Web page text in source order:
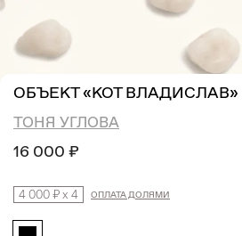
ОБЪЕКТ «КОТ ВЛАДИСЛАВ»
ТОНЯ УГЛОВА
16 000 ₽
4 000 ₽x 4 ОПЛАТА ДОЛЯМИ